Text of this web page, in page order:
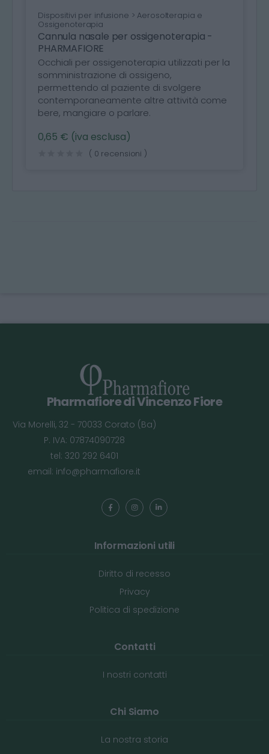
Dispositivi per infusione > Aerosolterapia e
Ossigenoterapia
Cannula nasale per ossigenoterapia -
PHARMAFIORE
Occhiali per ossigenoterapia utilizzati per la
somministrazione di ossigeno,
permettendo al paziente di svolgere
contemporaneamente altre attività come
bere, mangiare o parlare.
0,65 € (iva esclusa)
( 0 recensioni )
Pharmafiore di Vincenzo Fiore
Via Morelli, 32 - 70033 Corato (Ba)
P. IVA: 07874090728
tel: 320 292 6401
email: info@pharmafiore.it
Informazioni utili
Diritto di recesso
Privacy
Politica di spedizione
Contatti
I nostri contatti
Chi Siamo
La nostra storia